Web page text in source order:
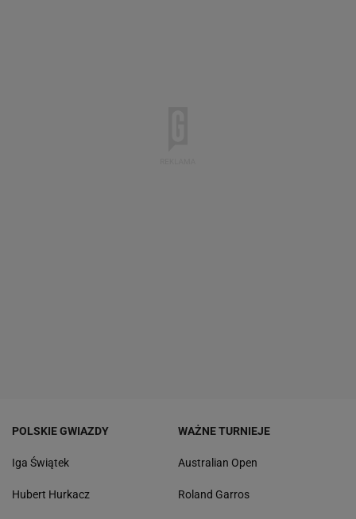
POLSKIE GWIAZDY
Iga Świątek
Hubert Hurkacz
WAŻNE TURNIEJE
Australian Open
Roland Garros